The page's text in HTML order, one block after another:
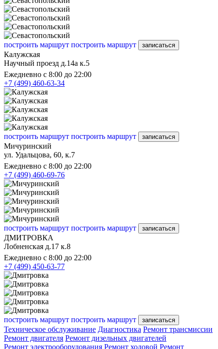
построить маршрут построить маршрут записаться
Калужская
Научный проезд д.14а к.5
Ежедневно с 8:00 до 22:00
+7 (499) 460-63-34
построить маршрут построить маршрут записаться
Мичуринский
ул. Удальцова, 60, к.7
Ежедневно с 8:00 до 22:00
+7 (499) 460-69-76
построить маршрут построить маршрут записаться
ДМИТРОВКА
Лобненская д.17 к.8
Ежедневно с 8:00 до 22:00
+7 (499) 450-63-77
построить маршрут построить маршрут записаться
Техническое обслуживание Диагностика Ремонт трансмиссии
Ремонт двигателя Ремонт дизельных двигателей
Ремонт электрооборудования Ремонт ходовой Ремонт